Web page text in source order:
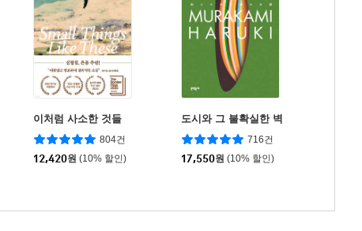
이처럼 사소한 것들
804건
12,420원 (10% 할인)
도시와 그 불확실한 벽
716건
17,550원 (10% 할인)